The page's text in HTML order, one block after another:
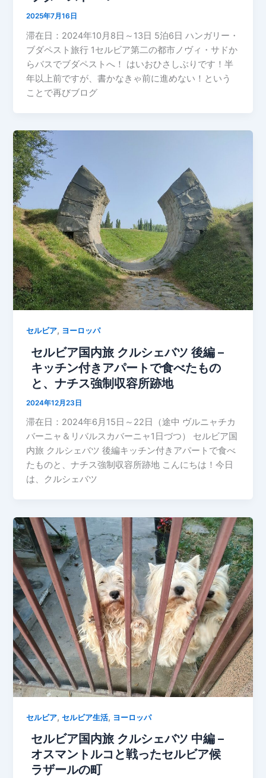
2025年7月16日
滞在日：2024年10月8日～13日 5泊6日 ハンガリー・
ブダペスト旅行 1セルビア第二の都市ノヴィ・サドか
らバスでブダペストへ！ はいおひさしぶりです！半
年以上前ですが、書かなきゃ前に進めない！という
ことで再びブログ
セルビア, ヨーロッパ
セルビア国内旅 クルシェバツ 後編 –
キッチン付きアパートで食べたもの
と、ナチス強制収容所跡地
2024年12月23日
滞在日：2024年6月15日～22日（途中 ヴルニャチカ
バーニャ＆リバルスカバーニャ1日づつ） セルビア国
内旅 クルシェバツ 後編キッチン付きアパートで食べ
たものと、ナチス強制収容所跡地 こんにちは！今日
は、クルシェバツ
セルビア,セルビア生活, ヨーロッパ
セルビア国内旅 クルシェバツ 中編 –
オスマントルコと戦ったセルビア候
ラザールの町